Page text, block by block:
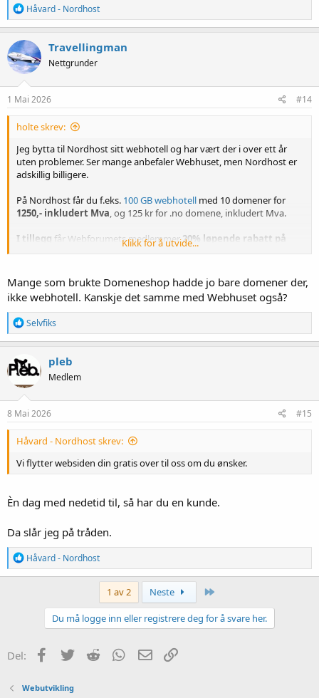
R
e
a
k
s
j
o
n
e
Håvard - Nordhost
Travellingman
Nettgrunder
1 Mai 2026 #14
holte skrev:
Jeg bytta til Nordhost sitt webhotell og har vært der i over ett år
uten problemer. Ser mange anbefaler Webhuset, men Nordhost er
adskillig billigere.
På Nordhost får du f.eks. 100 GB webhotell med 10 domener for
1250,- inkludert Mva, og 125 kr for .no domene, inkludert Mva.
I tillegg får Webforumets medlemmer20% løpende rabatt på
Sammenlign medWebhuset. De er kun 1 kr billigere på domenet,
men Nordhost slår de grundig på Webhotell, etter min mening. Så
den krona betyr null og nix.
Klikk for å utvide...
Mange som brukte Domeneshop hadde jo bare domener der,
ikke webhotell. Kanskje det samme med Webhuset også?
R
e
a
s
j
o
n
e
:
Selvfiks
pleb
Medlem
8 Mai 2026 #15
Håvard - Nordhost skrev:
Vi flytter websiden din gratis over til oss om du ønsker.
Èn dag med nedetid til, så har du en kunde.
Da slår jeg på tråden.
R
e
a
Håvard - Nordhost
1 av 2 Neste
Du må logge inn eller registrere deg for å svare her.
Del: Facebook
Twitter Reddit WhatsApp
E-post
Webutvikling